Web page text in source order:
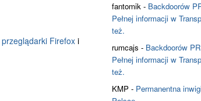
przeglądarki Firefox i
fantomik- Backdoorów
Pełnej informacji w
też.
rumcajs - Backdoorów
Pełnej informacji w
też.
KMP- Permanentna